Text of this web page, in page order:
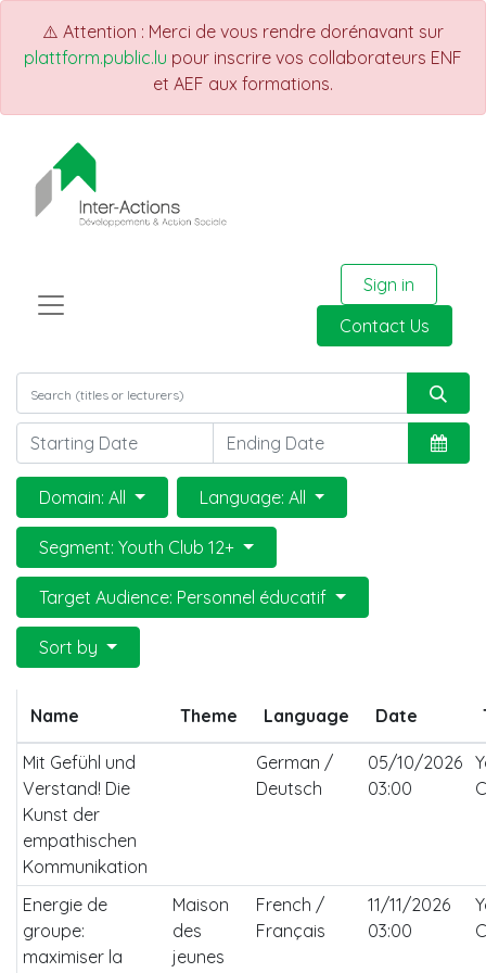
⚠️ Attention : Merci de vous rendre dorénavant sur
plattform.public.lu pour inscrire vos collaborateurs ENF
et AEF aux formations.
Sign in
Contact Us
Domain: All Language: All
Segment: Youth Club 12+
Target Audience: Personnel éducatif
Sort by
Name Theme Language Date
Mit Gefühl und
Verstand! Die
Kunst der
empathischen
Kommunikation
German /
Deutsch
05/10/2026
03:00
Energie de
groupe:
maximiser la
Maison
des
jeunes
French /
Français
11/11/2026
03:00